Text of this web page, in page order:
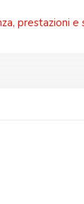
prestazioni